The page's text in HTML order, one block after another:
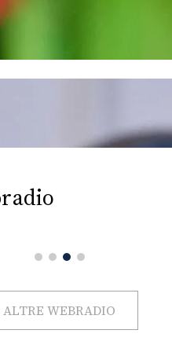
ALTRE WEBRADIO